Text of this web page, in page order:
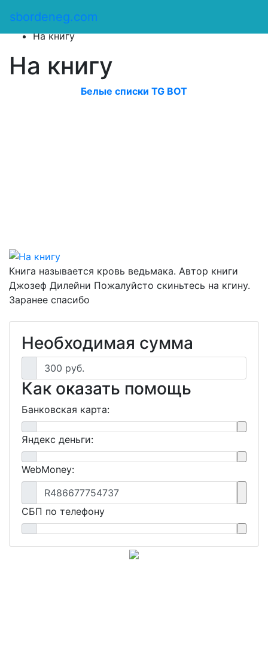
sbordeneg.com
Оказать помощь
На книгу
На книгу
Белые списки TG BOT
Книга называется кровь ведьмака. Автор книги
Джозеф Дилейни Пожалуйсто скиньтесь на кгину.
Заранее спасибо
Необходимая сумма
300 руб.
Как оказать помощь
Банковская карта:
Яндекс деньги:
WebMoney:
R486677754737
СБП по телефону